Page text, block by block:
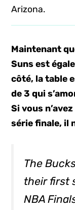
Arizona.
Maintenant
Suns est
côté, la table
de 3 qui
Si vous
série finale, il
The
their first
NBA